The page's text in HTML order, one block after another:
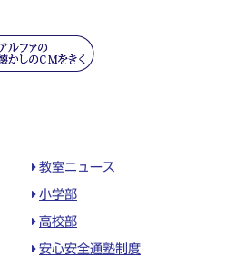
教室ニュース
小学部
高校部
安心安全通塾制度